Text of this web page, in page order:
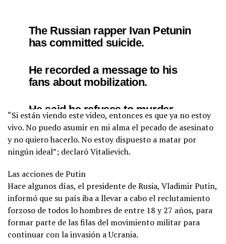
The Russian rapper Ivan Petunin
has committed suicide.
He recorded a message to his
fans about mobilization.
He said he refuses to murder
another man.
He said Putin has taken all
them with 3 choices: becoming a
murderer, going to prison or
suicide.
pic.twitter.com/4TCiXC2DDc
— Visegrád 24 (@visegrad24)
“Si están viendo este video, entonces es que ya no estoy
vivo. No puedo asumir en mi alma el pecado de asesinato
y no quiero hacerlo. No estoy dispuesto a matar por
ningún ideal”; declaró Vitalievich.
Las acciones de Putin
Hace algunos días, el presidente de Rusia, Vladimir Putin,
informó que su país iba a llevar a cabo el reclutamiento
forzoso de todos lo hombres de entre 18 y 27 años, para
formar parte de las filas del movimiento militar para
continuar con la invasión a Ucrania.